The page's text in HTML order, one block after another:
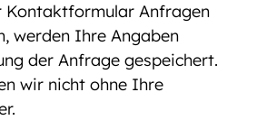
Kontaktformular Anfragen
werden Ihre Angaben
der Anfrage gespeichert.
wir nicht ohne Ihre